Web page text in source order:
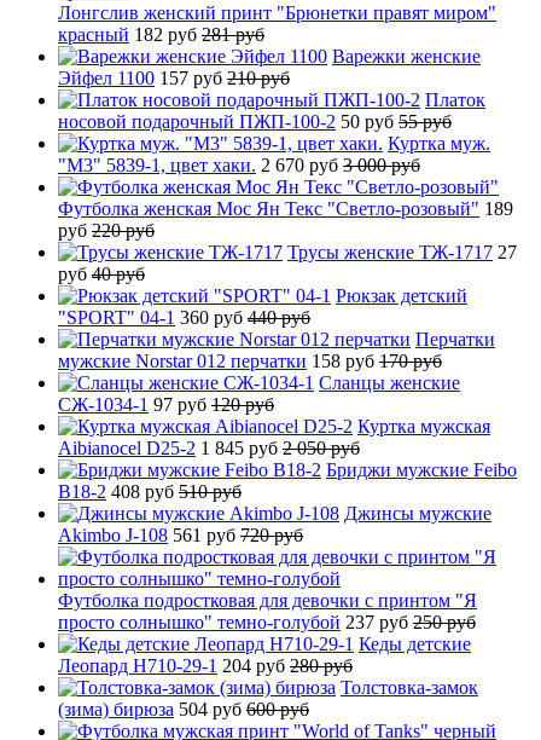
Лонгслив женский принт "Брюнетки правят миром"
красный 182 руб 281 руб
Варежки женские
Эйфел 1100 157 руб 210 руб
Платок
носовой подарочный ПЖП-100-2 50 руб 55 руб
Куртка муж.
"М3" 5839-1, цвет хаки. 2 670 руб 3 000 руб
Футболка женская Мос Ян Текс "Светло-розовый" 189
руб 220 руб
Трусы женские ТЖ-1717 27
руб 40 руб
Рюкзак детский
"SPORT" 04-1 360 руб 440 руб
Перчатки
мужские Norstar 012 перчатки 158 руб 170 руб
Сланцы женские
СЖ-1034-1 97 руб 120 руб
Куртка мужская
Aibianocel D25-2 1 845 руб 2 050 руб
Бриджи мужские Feibo
B18-2 408 руб 510 руб
Джинсы мужские
Akimbo J-108 561 руб 720 руб
Футболка подростковая для девочки с принтом "Я
просто солнышко" темно-голубой 237 руб 250 руб
Кеды детские
Леопард H710-29-1 204 руб 280 руб
Толстовка-замок
(зима) бирюза 504 руб 600 руб